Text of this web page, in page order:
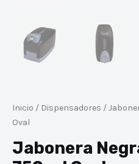
Inicio / Dispensadores /
Oval
Jabonera